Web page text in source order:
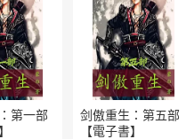
第一部
剑傲重生：第五部
【電子書】